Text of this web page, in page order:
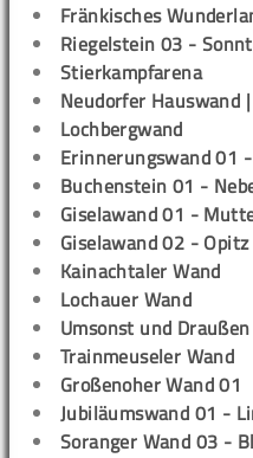
Fränkisches
Riegelstein 03 -
Stierkampfarena
Neudorfer Hauswand
Lochbergwand
Erinnerungswand 01
Buchenstein 01 -
Giselawand 01 -
Giselawand 02 -
Kainachtaler Wand
Lochauer Wand
Umsonst und Draußen
Trainmeuseler Wand
Großenoher Wand 01
Jubiläumswand 01 -
Soranger Wand 03 -